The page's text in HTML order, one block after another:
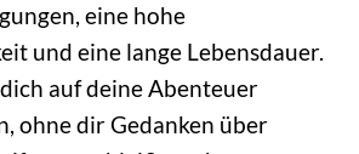
eine hohe
und eine lange Lebensdauer.
auf deine Abenteuer
ohne dir Gedanken über